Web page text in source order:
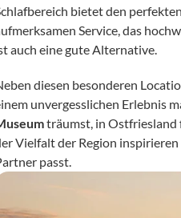
bietet den
Service, das
auch eine gute Alternative.
diesen besonderen
unvergesslichen Erlebnis
träumst, in Ostfriesland
Vielfalt der Region
passt.